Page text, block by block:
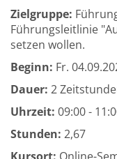
Zielgruppe:
Führungsleitlinie
setzen wollen.
Beginn: Fr.
Dauer: 2
Uhrzeit: 09:00 -
Stunden: 2,67